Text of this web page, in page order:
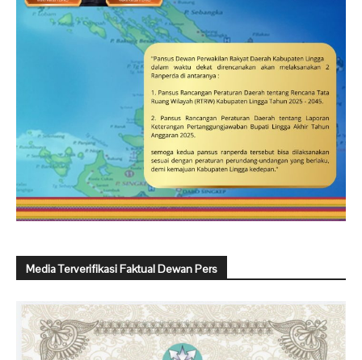
Media Terverifikasi Faktual Dewan Pers